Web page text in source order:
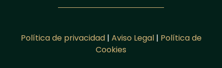
Política de privacidad| Aviso Legal| Política de
Cookies